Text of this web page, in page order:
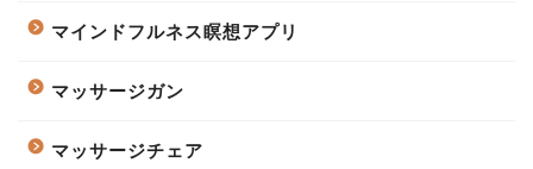
マインドフルネス瞑想アプリ
マッサージガン
マッサージチェア